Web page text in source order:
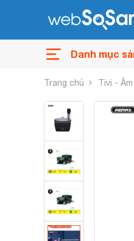
Danh mục
Trang chủ Tivi -